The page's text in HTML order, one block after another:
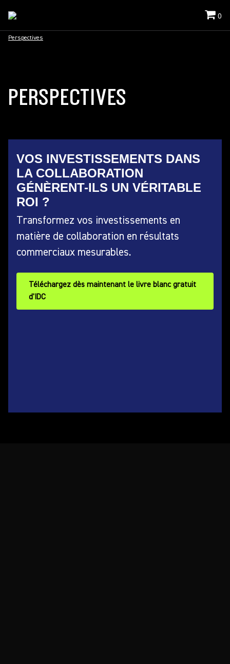
0
Perspectives
PERSPECTIVES
VOS INVESTISSEMENTS DANS
LA COLLABORATION
GÉNÈRENT-ILS UN VÉRITABLE
ROI ?
Transformez vos investissements en
matière de collaboration en résultats
commerciaux mesurables.
Téléchargez dès maintenant le livre blanc gratuit
d'IDC